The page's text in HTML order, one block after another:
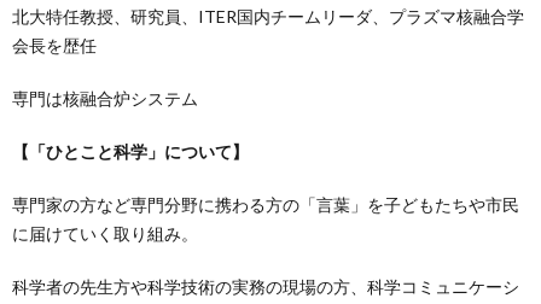
北大特任教授、研究員、ITER国内チームリーダ、プラズマ核融合学
会長を歴任
専門は核融合炉システム
【「ひとこと科学」について】
専門家の方など専門分野に携わる方の「言葉」を子どもたちや市民
に届けていく取り組み。
科学者の先生方や科学技術の実務の現場の方、科学コミュニケーシ